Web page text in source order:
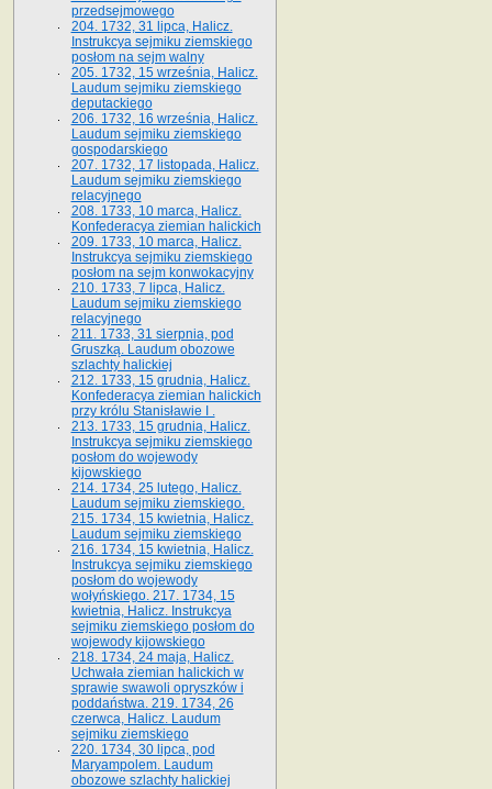
przedsejmowego
204. 1732, 31 lipca, Halicz.
Instrukcya sejmiku ziemskiego
posłom na sejm walny
205. 1732, 15 września, Halicz.
Laudum sejmiku ziemskiego
deputackiego
206. 1732, 16 września, Halicz.
Laudum sejmiku ziemskiego
gospodarskiego
207. 1732, 17 listopada, Halicz.
Laudum sejmiku ziemskiego
relacyjnego
208. 1733, 10 marca, Halicz.
Konfederacya ziemian halickich­
209. 1733, 10 marca, Halicz.
Instrukcya sejmiku ziemskiego
posłom na sejm konwokacyjny
210. 1733, 7 lipca, Halicz.
Laudum sejmiku ziemskiego
relacyjnego
211. 1733, 31 sierpnia, pod
Gruszką. Laudum obozowe
szlachty halickiej
212. 1733, 15 grudnia, Halicz.
Konfederacya ziemian halickich
przy królu Stanisławie I .
213. 1733, 15 grudnia, Halicz.
Instrukcya sejmiku ziemskiego
posłom do wojewody
kijowskiego
214. 1734, 25 lutego, Halicz.
Laudum sejmiku ziemskiego.
215. 1734, 15 kwietnia, Halicz.
Laudum sejmiku ziemskiego
216. 1734, 15 kwietnia, Halicz.
Instrukcya sejmiku ziemskiego
posłom do wojewody
wołyńskiego. 217. 1734, 15
kwietnia, Halicz. Instrukcya
sejmiku ziemskiego posłom do
wojewody kijowskiego
218. 1734, 24 maja, Halicz.
Uchwała ziemian halickich w
sprawie swawoli opryszków i
poddaństwa. 219. 1734, 26
czerwca, Halicz. Laudum
sejmiku ziemskiego
220. 1734, 30 lipca, pod
Maryampolem. Laudum
obozowe szlachty halickiej